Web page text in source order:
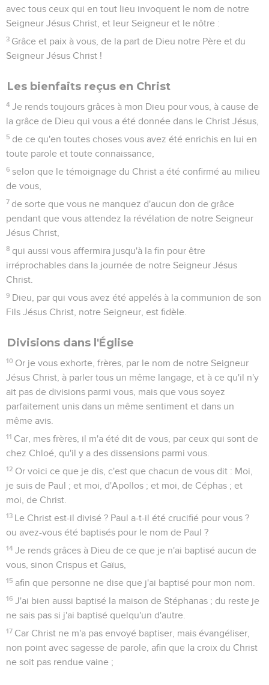
avec tous ceux qui en tout lieu invoquent le nom de notre
Seigneur Jésus Christ, et leur Seigneur et le nôtre :
3 Grâce et paix à vous, de la part de Dieu notre Père et du
Seigneur Jésus Christ !
Les bienfaits reçus en Christ
4 Je rends toujours grâces à mon Dieu pour vous, à cause de
la grâce de Dieu qui vous a été donnée dans le Christ Jésus,
5 de ce qu'en toutes choses vous avez été enrichis en lui en
toute parole et toute connaissance,
6 selon que le témoignage du Christ a été confirmé au milieu
de vous,
7 de sorte que vous ne manquez d'aucun don de grâce
pendant que vous attendez la révélation de notre Seigneur
Jésus Christ,
8 qui aussi vous affermira jusqu'à la fin pour être
irréprochables dans la journée de notre Seigneur Jésus
Christ.
9 Dieu, par qui vous avez été appelés à la communion de son
Fils Jésus Christ, notre Seigneur, est fidèle.
Divisions dans l'Église
10 Or je vous exhorte, frères, par le nom de notre Seigneur
Jésus Christ, à parler tous un même langage, et à ce qu'il n'y
ait pas de divisions parmi vous, mais que vous soyez
parfaitement unis dans un même sentiment et dans un
même avis.
11 Car, mes frères, il m'a été dit de vous, par ceux qui sont de
chez Chloé, qu'il y a des dissensions parmi vous.
12 Or voici ce que je dis, c'est que chacun de vous dit : Moi,
je suis de Paul ; et moi, d'Apollos ; et moi, de Céphas ; et
moi, de Christ.
13 Le Christ est-il divisé ? Paul a-t-il été crucifié pour vous ?
ou avez-vous été baptisés pour le nom de Paul ?
14 Je rends grâces à Dieu de ce que je n'ai baptisé aucun de
vous, sinon Crispus et Gaïus,
15 afin que personne ne dise que j'ai baptisé pour mon nom.
16 J'ai bien aussi baptisé la maison de Stéphanas ; du reste je
ne sais pas si j'ai baptisé quelqu'un d'autre.
17 Car Christ ne m'a pas envoyé baptiser, mais évangéliser,
non point avec sagesse de parole, afin que la croix du Christ
ne soit pas rendue vaine ;